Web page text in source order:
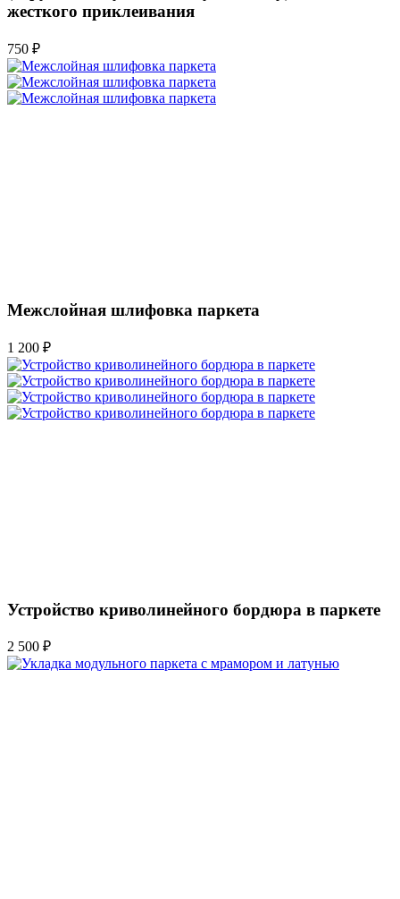
жесткого приклеивания
750 ₽
Межслойная шлифовка паркета
1 200 ₽
Устройство криволинейного бордюра в паркете
2 500 ₽